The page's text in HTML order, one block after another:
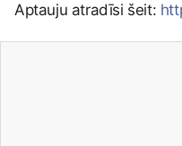
Aptauju atradīsi šeit: